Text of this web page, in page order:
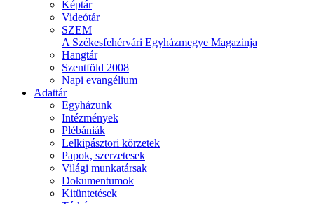
Képtár
Videótár
SZEM
A Székesfehérvári Egyházmegye Magazinja
Hangtár
Szentföld 2008
Napi evangélium
Adattár
Egyházunk
Intézmények
Plébániák
Lelkipásztori körzetek
Papok, szerzetesek
Világi munkatársak
Dokumentumok
Kitüntetések